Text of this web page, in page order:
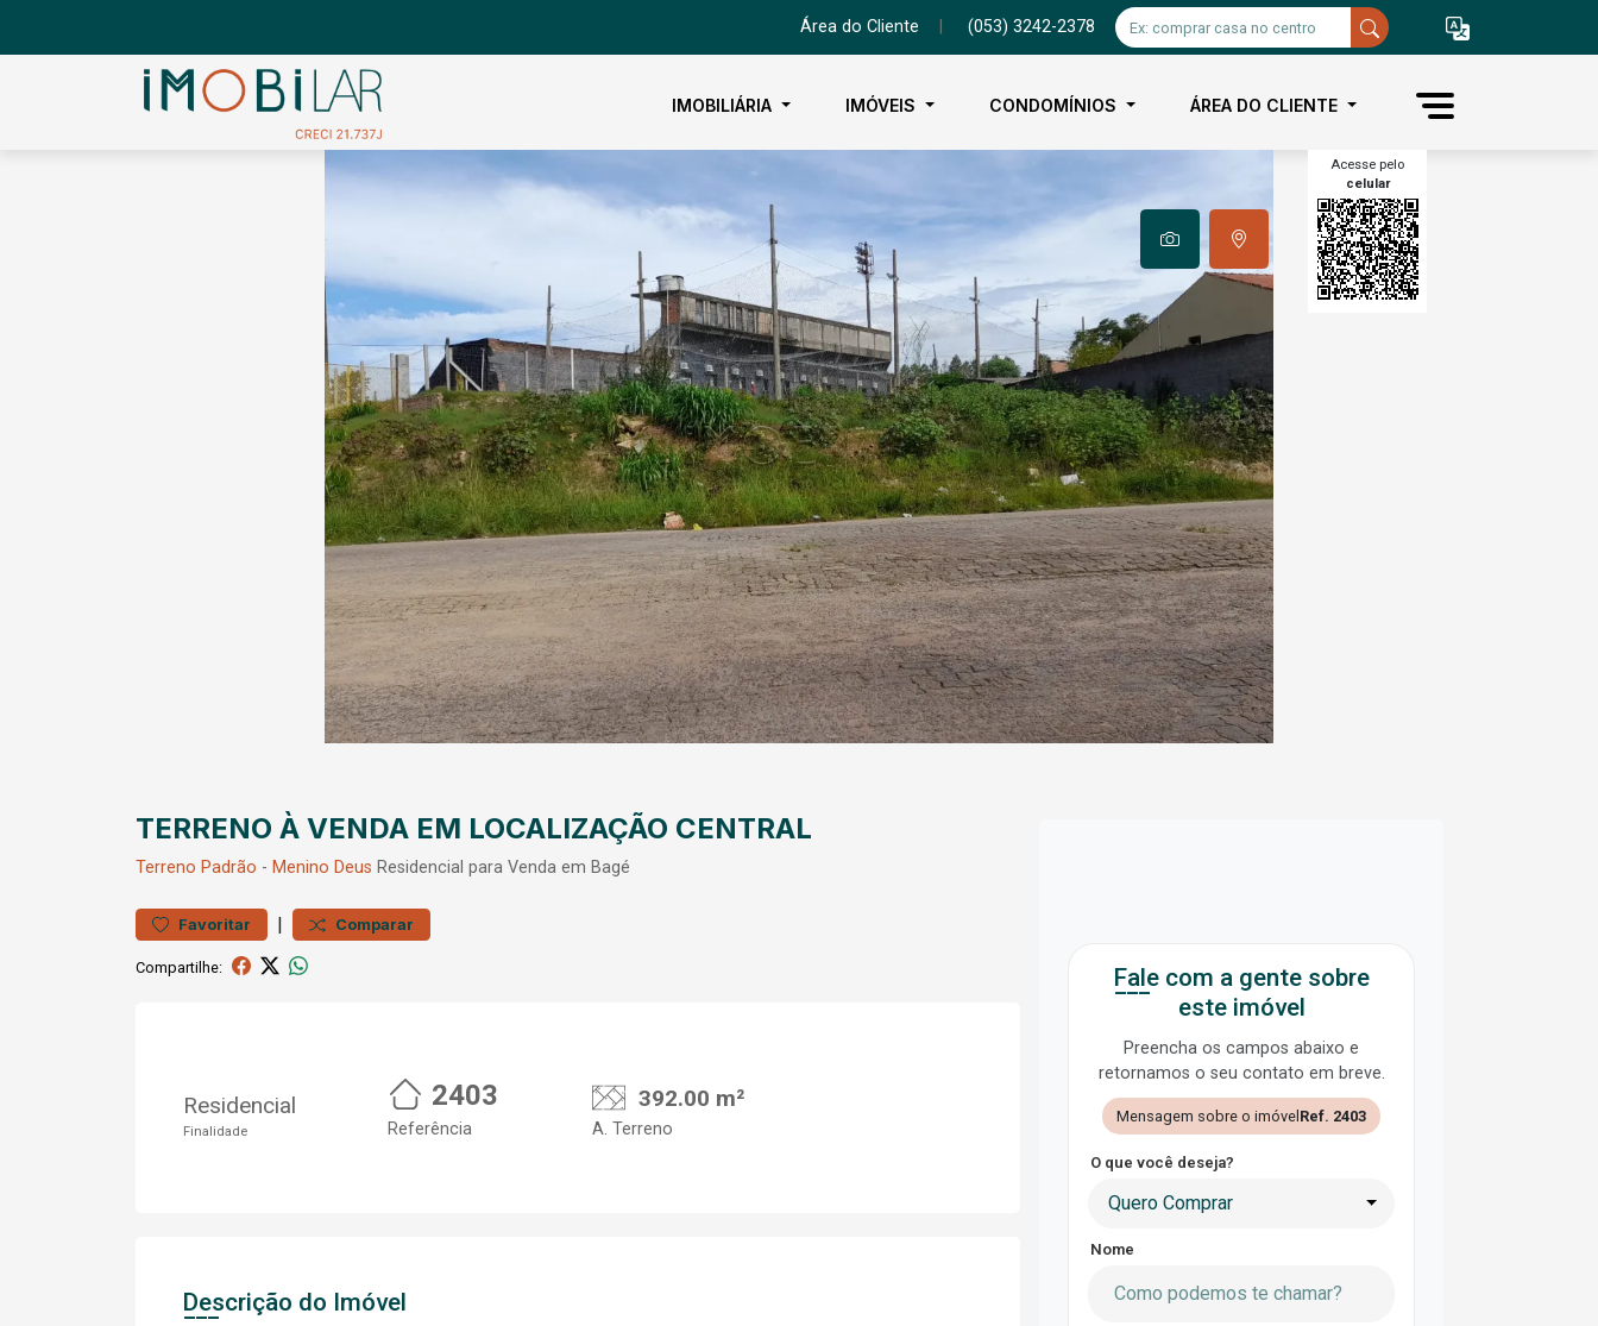
Área do Cliente (053) 3242-2378
IMOBILIÁRIA IMÓVEIS CONDOMÍNIOS ÁREA DO CLIENTE
Acesse pelo
celular
TERRENO À VENDA EM LOCALIZAÇÃO CENTRAL
Terreno Padrão - Menino Deus Residencial para Venda em Bagé
Favoritar | Comparar
Compartilhe:
Residencial
Finalidade
2403
Referência
392.00 m²
A. Terreno
Descrição do Imóvel
Fale com a gente sobre
este imóvel
Preencha os campos abaixo e
retornamos o seu contato em breve.
Mensagem sobre o imóvel Ref. 2403
O que você deseja?
Quero Comprar
Nome